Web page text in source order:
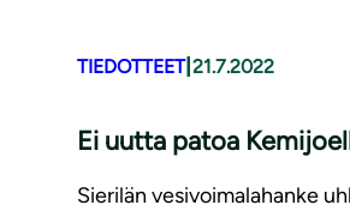
TIEDOTTEET| 21.7.2022
Ei uutta patoa
Sierilän vesivoimalahanke